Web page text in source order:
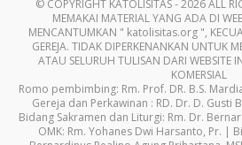
© COPYRIGHT KATOLISITAS - 2026 ALL
MEMAKAI MATERIAL YANG ADA DI
MENCANTUMKAN " katolisitas.org ",
GEREJA. TIDAK DIPERKENANKAN UNTUK
ATAU SELURUH TULISAN DARI WEBSITE
KOMERSIAL
Romo pembimbing: Rm. Prof. DR. B.S.
Gereja dan Perkawinan : RD. Dr. D. Gusti
Bidang Sakramen dan Liturgi: Rm. Dr.
OMK: Rm. Yohanes Dwi Harsanto, Pr. |